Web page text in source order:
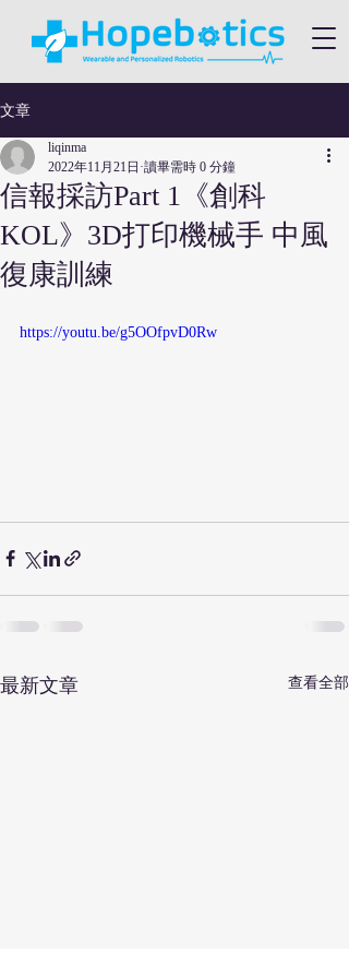
文章
信報採訪Part 1《創科
KOL》3D打印機械手 中風
復康訓練
liqinma
2022年11月21日 讀畢需時 0 分鐘
https://youtu.be/g5OOfpvD0Rw
最新文章 查看全部